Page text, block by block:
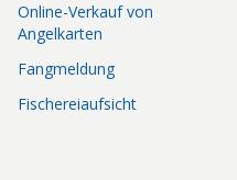
Online-Verkauf von
Angelkarten
Fangmeldung
Fischereiaufsicht